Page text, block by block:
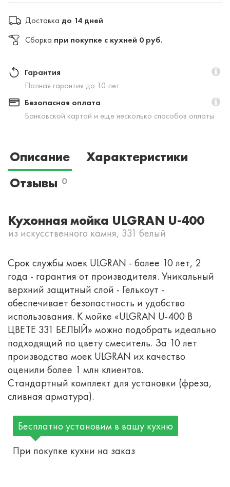
Доставка до 14 дней
Сборка при покупке с кухней 0 руб.
Гарантия
Полная гарантия до 10 лет
Безопасная оплата
Банковской картой и еще несколько способов оплаты
Описание
Характеристики
Отзывы 0
Кухонная мойка ULGRAN U-400
из искусственного камня, 331 белый
Срок службы моек ULGRAN - более 10 лет, 2
года - гарантия от производителя. Уникальный
верхний защитный слой - Гелькоут -
обеспечивает безопастность и удобство
использования. К мойке «ULGRAN U-400 В
ЦВЕТЕ 331 БЕЛЫЙ» можно подобрать идеально
подходящий по цвету смеситель. За 10 лет
производства моек ULGRAN их качество
оценили более 1 млн клиентов.
Стандартный комплект для установки (фреза,
сливная арматура).
Бесплатно установим в вашу кухню
При покупке кухни на заказ